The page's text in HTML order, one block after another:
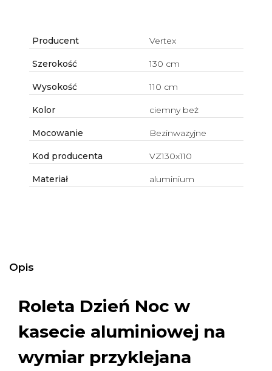
Producent Vertex
Szerokość 130 cm
Wysokość 110 cm
Kolor ciemny beż
Mocowanie Bezinwazyjne
Kod producenta VZ130x110
Materiał aluminium
Opis
Roleta Dzień Noc w
kasecie aluminiowej na
wymiar przyklejana